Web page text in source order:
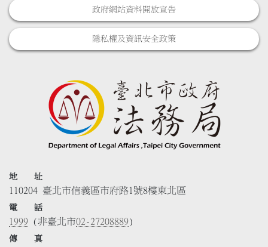
政府網站資料開放宣告
隱私權及資訊安全政策
地 址
110204 臺北市信義區市府路1號8樓東北區
電 話
1999 (非臺北市02-27208889)
傳 真